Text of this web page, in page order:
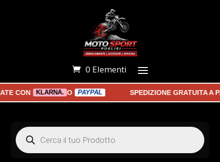
0 Elementi
KLARNA. O PAYPAL SPEDIZIONE GRATUITA A
Products
search